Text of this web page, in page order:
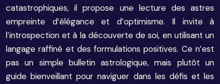
catastrophiques, il propose une lecture des astres
empreinte d’élégance et d’optimisme. Il invite à
l’introspection et à la découverte de soi, en utilisant un
langage raffiné et des formulations positives. Ce n’est
pas un simple bulletin astrologique, mais plutôt un
guide bienveillant pour naviguer dans les défis et les